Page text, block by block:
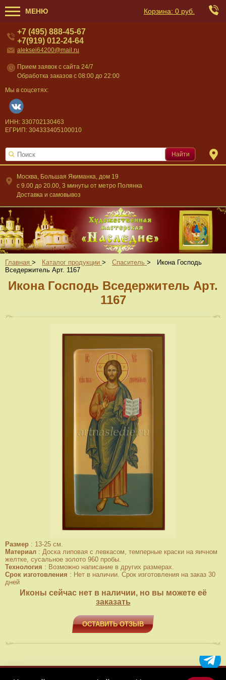
МЕНЮ Корзина: 0 руб.
Москва, Большая Якиманка, дом 19
c 9.00 до 20.00, 3 минуты от метро Полянка
Доставка и самовывоз
+7 (495) 888-45-67
+7(919) 012-24-64
aleksei64200@mail.ru
Прием заявок с сайта 24/7
Обработка заказов с 08:00 до 22:00
Мы в соцсетях:
ИНН: 330702130463
ЕГРИП: 304333405100010
Найти
Главная > Каталог продукции > Спаситель >
Икона Господь
Вседержитель Арт. 1167
Икона Господь Вседержитель Арт.
1167
Размер : 13-25 см.
Материал : Доска липовая с левкасом, темперные краски на яичном
желтке, сусальное золото 960 пробы.
Технология : Возможно написание в других размерах.
Срок изготовления : Нет в наличии. Срок изготовления на заказ 30
дней
Иконы сейчас нет в наличии, но вы можете её
заказать
ОСТАВИТЬ ОТЗЫВ